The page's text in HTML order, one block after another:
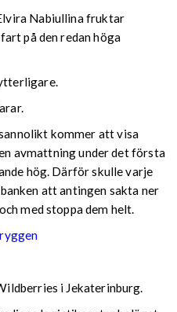
Nabiullina fruktar
på den redan höga
kommer att visa
avmattning under det första
hög. Därför skulle varje
att antingen sakta ner
med stoppa dem helt.
i Jekaterinburg.